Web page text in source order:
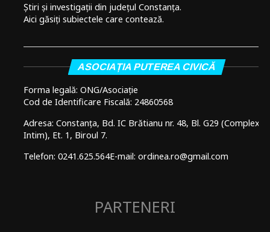
Știri și investigații din județul Constanța.
Aici găsiți subiectele care contează.
ASOCIAȚIA PUTEREA CIVICĂ
Forma legală: ONG/Asociație
Cod de Identificare Fiscală: 24860568
Adresa: Constanța, Bd. IC Brătianu nr. 48, Bl. G29 (Complex
Intim), Et. 1, Biroul 7.
Telefon: 0241.625.564E-mail: ordinea.ro@gmail.com
PARTENERI